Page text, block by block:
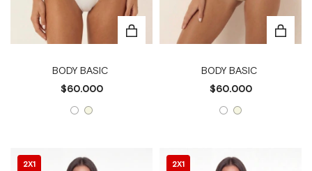
BODY BASIC
$60.000
BODY BASIC
$60.000
2X1 2X1